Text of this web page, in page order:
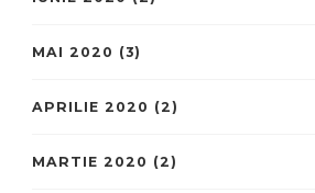
MAI 2020 (3)
APRILIE 2020 (2)
MARTIE 2020 (2)